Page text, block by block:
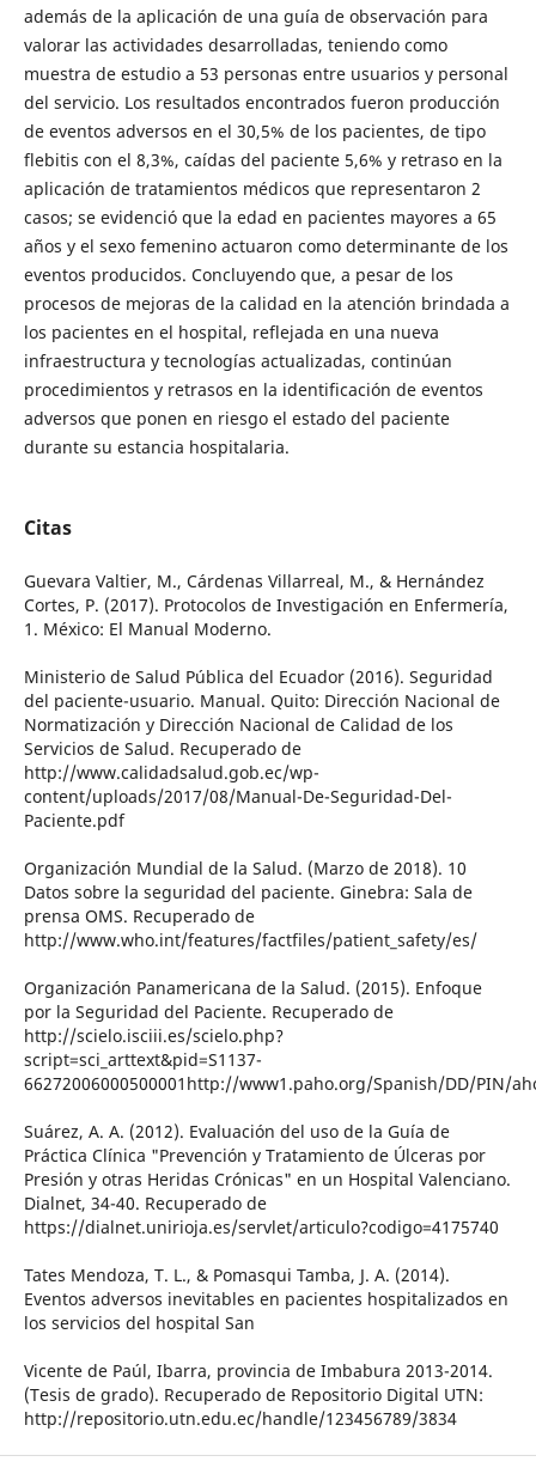
además de la aplicación de una guía de observación para
valorar las actividades desarrolladas, teniendo como
muestra de estudio a 53 personas entre usuarios y personal
del servicio. Los resultados encontrados fueron producción
de eventos adversos en el 30,5% de los pacientes, de tipo
flebitis con el 8,3%, caídas del paciente 5,6% y retraso en la
aplicación de tratamientos médicos que representaron 2
casos; se evidenció que la edad en pacientes mayores a 65
años y el sexo femenino actuaron como determinante de los
eventos producidos. Concluyendo que, a pesar de los
procesos de mejoras de la calidad en la atención brindada a
los pacientes en el hospital, reflejada en una nueva
infraestructura y tecnologías actualizadas, continúan
procedimientos y retrasos en la identificación de eventos
adversos que ponen en riesgo el estado del paciente
durante su estancia hospitalaria.
Citas
Guevara Valtier, M., Cárdenas Villarreal, M., & Hernández
Cortes, P. (2017). Protocolos de Investigación en Enfermería,
1. México: El Manual Moderno.
Ministerio de Salud Pública del Ecuador (2016). Seguridad
del paciente-usuario. Manual. Quito: Dirección Nacional de
Normatización y Dirección Nacional de Calidad de los
Servicios de Salud. Recuperado de
http://www.calidadsalud.gob.ec/wp-
content/uploads/2017/08/Manual-De-Seguridad-Del-
Paciente.pdf
Organización Mundial de la Salud. (Marzo de 2018). 10
Datos sobre la seguridad del paciente. Ginebra: Sala de
prensa OMS. Recuperado de
http://www.who.int/features/factfiles/patient_safety/es/
Organización Panamericana de la Salud. (2015). Enfoque
por la Seguridad del Paciente. Recuperado de
http://scielo.isciii.es/scielo.php?
script=sci_arttext&pid=S1137-
66272006000500001http://www1.paho.org/Spanish/DD/PIN/
Suárez, A. A. (2012). Evaluación del uso de la Guía de
Práctica Clínica "Prevención y Tratamiento de Úlceras por
Presión y otras Heridas Crónicas" en un Hospital Valenciano.
Dialnet, 34-40. Recuperado de
https://dialnet.unirioja.es/servlet/articulo?codigo=4175740
Tates Mendoza, T. L., & Pomasqui Tamba, J. A. (2014).
Eventos adversos inevitables en pacientes hospitalizados en
los servicios del hospital San
Vicente de Paúl, Ibarra, provincia de Imbabura 2013-2014.
(Tesis de grado). Recuperado de Repositorio Digital UTN:
http://repositorio.utn.edu.ec/handle/123456789/3834